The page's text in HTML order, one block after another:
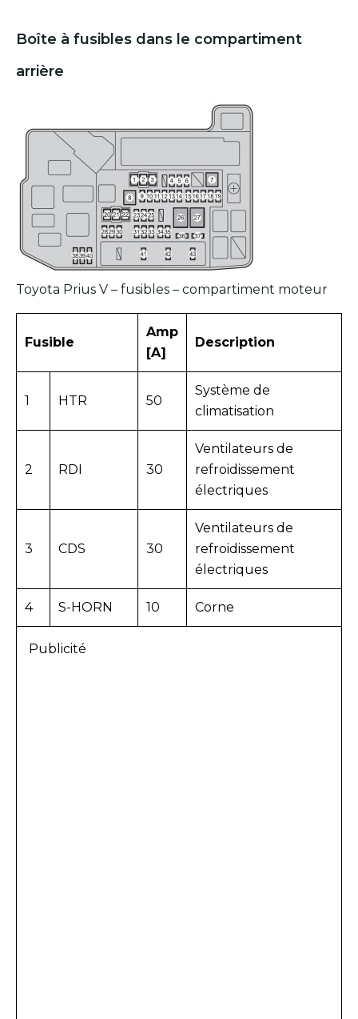
Boîte à fusibles dans le compartiment
arrière
Toyota Prius V – fusibles – compartiment moteur
Fusible
Amp
[A]
Description
1 HTR 50
Système de
climatisation
2 RDI 30
Ventilateurs de
refroidissement
électriques
3 CDS 30
Ventilateurs de
refroidissement
électriques
4 S-HORN 10 Corne
Publicité